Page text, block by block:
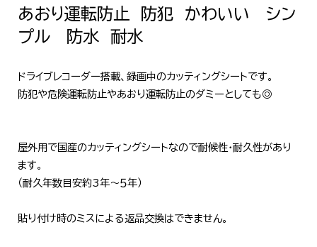
あおり運転防止 防犯 かわいい シン
プル 防水 耐水
ドライブレコーダー搭載、録画中のカッティングシートです。
防犯や危険運転防止やあおり運転防止のダミーとしても◎
屋外用で国産のカッティングシートなので耐候性・耐久性があり
ます。
（耐久年数目安約3年～５年）
貼り付け時のミスによる返品交換はできません。